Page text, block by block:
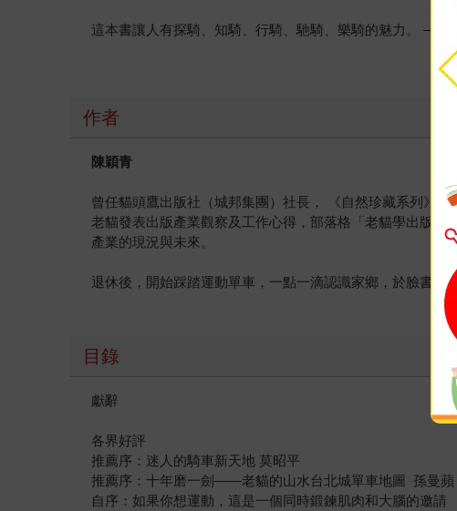
這本書讓人有探騎、知騎、行騎、馳騎、樂騎的魅力。 ——
作者
陳穎青
曾任貓頭鷹出版社（城邦集團）社長， 《自然珍藏系列》
老貓發表出版產業觀察及工作心得，部落格「老貓學出版
產業的現況與未來。
退休後，開始踩踏運動單車，一點一滴認識家鄉，於臉書成
目錄
獻辭
各界好評
推薦序：迷人的騎車新天地 莫昭平
推薦序：十年磨一劍——老貓的山水台北城單車地圖 孫曼蘋
自序：如果你想運動，這是一個同時鍛鍊肌肉和大腦的邀請